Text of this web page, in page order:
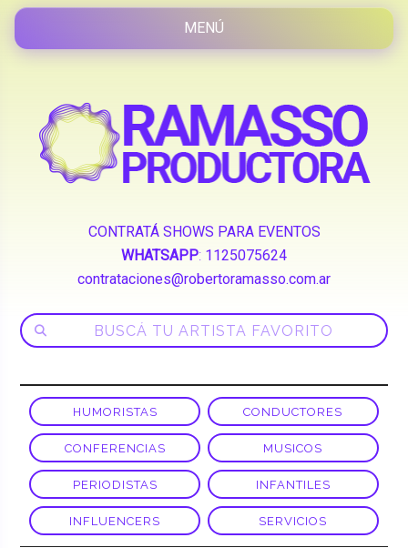
CONTRATÁ SHOWS PARA EVENTOS
WHATSAPP: 1125075624
contrataciones@robertoramasso.com.ar
HUMORISTAS CONDUCTORES
CONFERENCIAS MUSICOS
PERIODISTAS INFANTILES
INFLUENCERS SERVICIOS